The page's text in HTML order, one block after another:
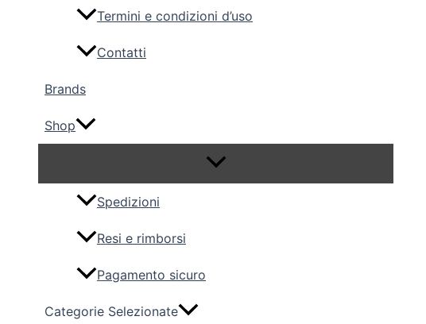
Termini e condizioni d’uso
Contatti
Brands
Shop
Spedizioni
Resi e rimborsi
Pagamento sicuro
Categorie Selezionate